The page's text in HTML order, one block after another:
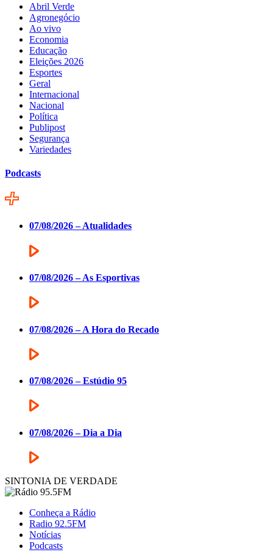
Abril Verde
Agronegócio
Ao vivo
Economia
Educação
Eleições 2026
Esportes
Geral
Internacional
Nacional
Política
Publipost
Segurança
Variedades
Podcasts
07/08/2026 – Atualidades
07/08/2026 – As Esportivas
07/08/2026 – A Hora do Recado
07/08/2026 – Estúdio 95
07/08/2026 – Dia a Dia
SINTONIA DE VERDADE
Conheça a Rádio
Radio 92.5FM
Notícias
Podcasts